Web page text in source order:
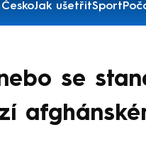
Jak ušetřitSport
se